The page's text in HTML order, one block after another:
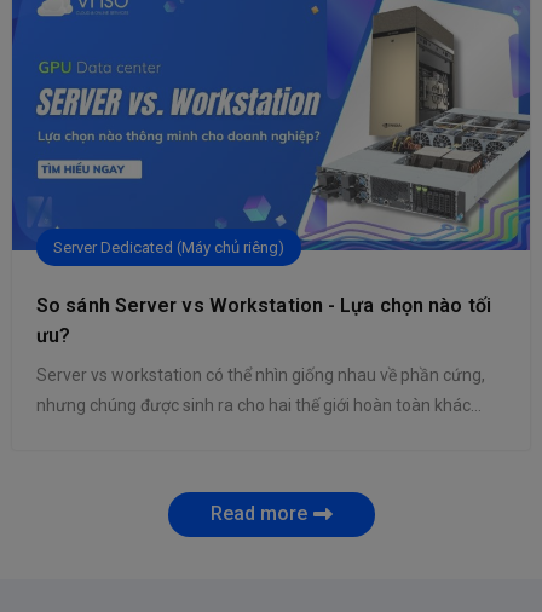
khai hệ thống với chi […]
Server Dedicated (Máy chủ riêng)
So sánh Server vs Workstation - Lựa chọn nào tối
ưu?
Server vs workstation có thể nhìn giống nhau về phần cứng,
nhưng chúng được sinh ra cho hai thế giới hoàn toàn khác
hình. Chỉ khi hiểu rõ khác […]
Read more